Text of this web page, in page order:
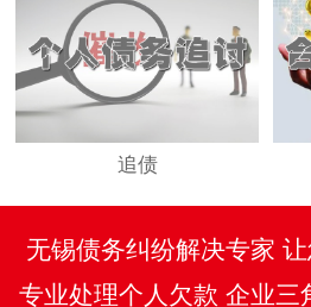
追债
无锡债务纠纷解决专家
专业处理个人欠款 企业三